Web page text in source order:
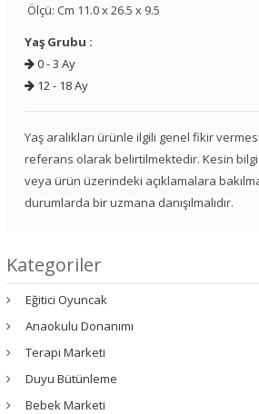
Ölçü: Cm 11.0 x 26.5 x 9.5
Yaş Grubu :
0 - 3 Ay
12 - 18 Ay
Yaş aralıkları ürünle ilgili genel fikir
referans olarak belirtilmektedir. Kesin
veya ürün üzerindeki açıklamalara
durumlarda bir uzmana danışılmalıdır.
Kategoriler
Eğitici Oyuncak
Anaokulu Donanımı
Terapi Marketi
Duyu Bütünleme
Bebek Marketi